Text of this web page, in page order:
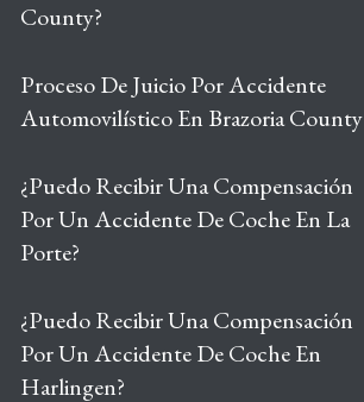
County?
Proceso De Juicio Por Accidente
Automovilístico En Brazoria County
¿Puedo Recibir Una Compensación
Por Un Accidente De Coche En La
Porte?
¿Puedo Recibir Una Compensación
Por Un Accidente De Coche En
Harlingen?